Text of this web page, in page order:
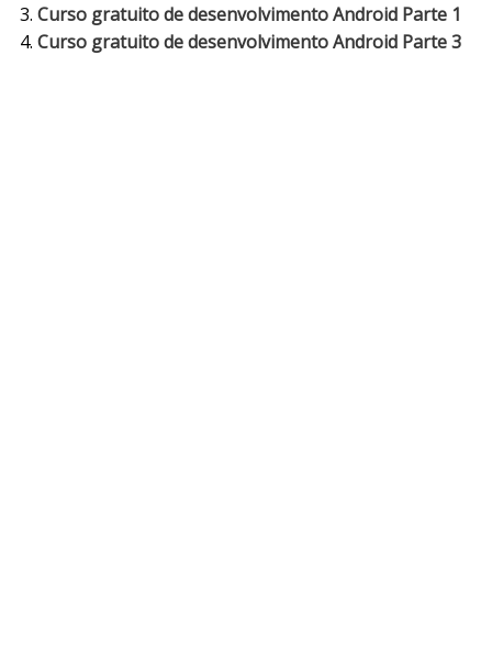
Curso gratuito de desenvolvimento Android Parte 1
Curso gratuito de desenvolvimento Android Parte 3